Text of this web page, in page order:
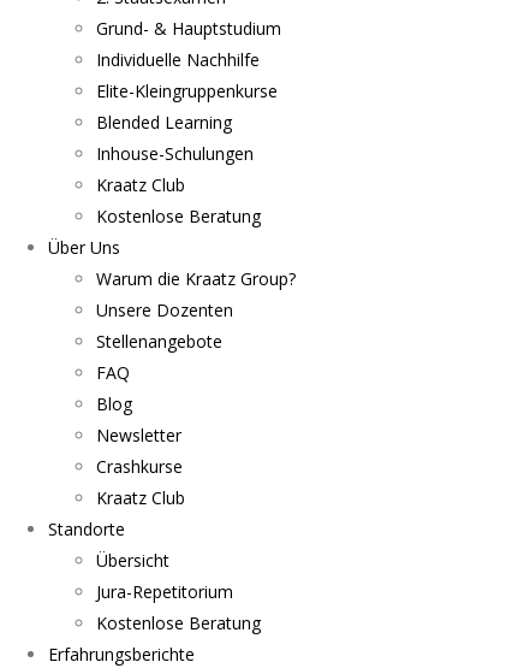
Grund- & Hauptstudium
Individuelle Nachhilfe
Elite-Kleingruppenkurse
Blended Learning
Inhouse-Schulungen
Kraatz Club
Kostenlose Beratung
Über Uns
Warum die Kraatz Group?
Unsere Dozenten
Stellenangebote
FAQ
Blog
Newsletter
Crashkurse
Kraatz Club
Standorte
Übersicht
Jura-Repetitorium
Kostenlose Beratung
Erfahrungsberichte